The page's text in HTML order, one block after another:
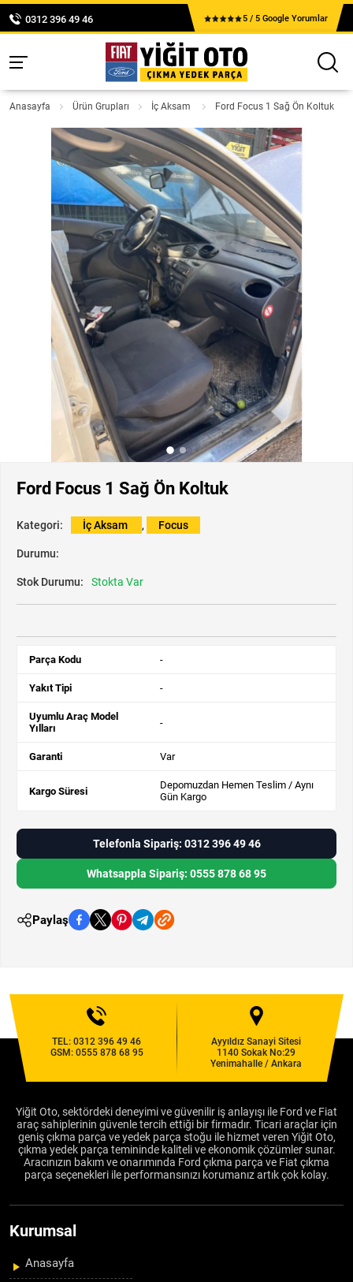
0312 396 49 46 5 / 5 Google Yorumlar
Anasayfa Ürün Grupları İç Aksam Ford Focus 1 Sağ Ön Koltuk
Ford Focus 1 Sağ Ön Koltuk
Kategori: İç Aksam , Focus
Durumu:
Stok Durumu: Stokta Var
Parça Kodu -
Yakıt Tipi -
Uyumlu Araç Model
Yılları
-
Garanti Var
Kargo Süresi
Depomuzdan Hemen Teslim / Aynı
Gün Kargo
Telefonla Sipariş: 0312 396 49 46
Whatsappla Sipariş: 0555 878 68 95
Paylaş
TEL:0312 396 49 46
GSM: 0555 878 68 95
Ayyıldız Sanayi Sitesi
1140 Sokak No:29
Yenimahalle / Ankara
Yiğit Oto, sektördeki deneyimi ve güvenilir iş anlayışı ile Ford ve Fiat
araç sahiplerinin güvenle tercih ettiği bir firmadır. Ticari araçlar için
geniş çıkma parça ve yedek parça stoğu ile hizmet veren Yiğit Oto,
çıkma yedek parça temininde kaliteli ve ekonomik çözümler sunar.
Aracınızın bakım ve onarımında Ford çıkma parça ve Fiat çıkma
parça seçenekleri ile performansınızı korumanız artık çok kolay.
Kurumsal
Anasayfa